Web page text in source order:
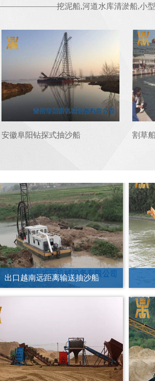
挖泥船,河道水库清淤船,小
安徽阜阳钻探式抽沙船 割草
马尔代夫12寸绞吸式挖泥抽沙船 内蒙
出口越南远距离输送抽沙船
筛沙、水洗、制沙机系列